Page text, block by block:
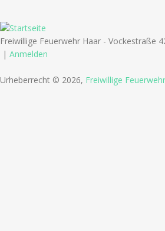
Freiwillige Feuerwehr Haar - Vockestraße
| Anmelden
Urheberrecht © 2026, Freiwillige